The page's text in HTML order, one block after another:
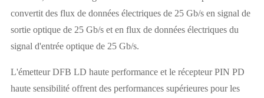
convertit des flux de données électriques de 25 Gb/s en signal de
sortie optique de 25 Gb/s et en flux de données électriques du
signal d'entrée optique de 25 Gb/s.
L'émetteur DFB LD haute performance et le récepteur PIN PD
haute sensibilité offrent des performances supérieures pour les